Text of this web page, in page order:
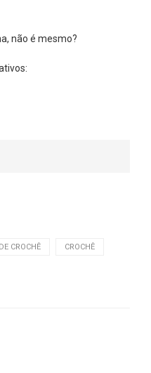
não é mesmo?
CROCHÊ CROCHÊ